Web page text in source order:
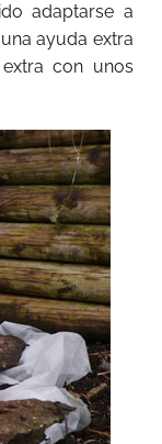
adaptarse a
ayuda extra
con unos